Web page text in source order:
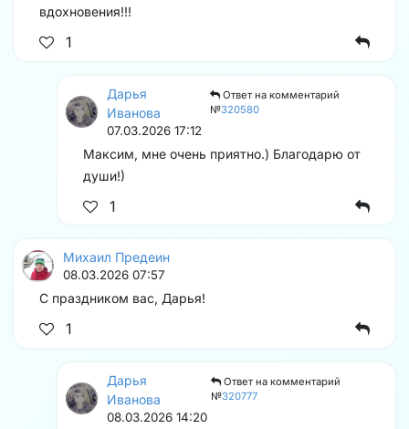
вдохновения!!!
1
Дарья
Иванова
Ответ на комментарий
№320580
07.03.2026 17:12
Максим, мне очень приятно.) Благодарю от
души!)
1
Михаил Предеин
08.03.2026 07:57
С праздником вас, Дарья!
1
Дарья
Иванова
Ответ на комментарий
№320777
08.03.2026 14:20